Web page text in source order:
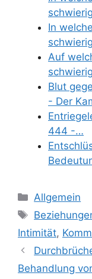
In
Auf
Blut
- Der
444 -…
Categories
Allgemein
Tags
Intimität,
Behandlung